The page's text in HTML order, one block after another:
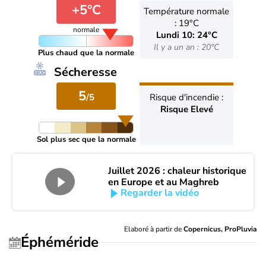
+5°C
normale
Plus chaud que la normale
Température normale
: 19°C
Lundi 10: 24°C
Il y a un an : 20°C
Sécheresse
5/5
Sol plus sec que la normale
Risque d'incendie :
Risque Elevé
Juillet 2026 : chaleur historique
en Europe et au Maghreb
Regarder la vidéo
Elaboré à partir deCopernicus, ProPluvia
Éphéméride